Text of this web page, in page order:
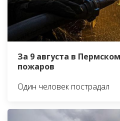
За 9 августа в
пожаров
Один человек пострадал